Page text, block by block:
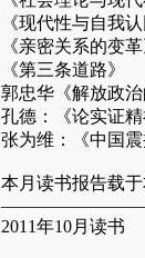
《现代性与自我认
《亲密关系的变革
《第三条道路》
郭忠华《解放政
孔德：《论实证精
张为维：《中国震
本月读书报告载于
2011年10月读书